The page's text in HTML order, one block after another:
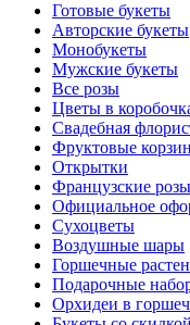
Готовые букеты
Авторские букеты
Монобукеты
Мужские букеты
Все розы
Цветы в
Свадебная
Фруктовые
Открытки
Французские розы
Официальное
Сухоцветы
Воздушные шары
Горшечные
Подарочные
Орхидеи в